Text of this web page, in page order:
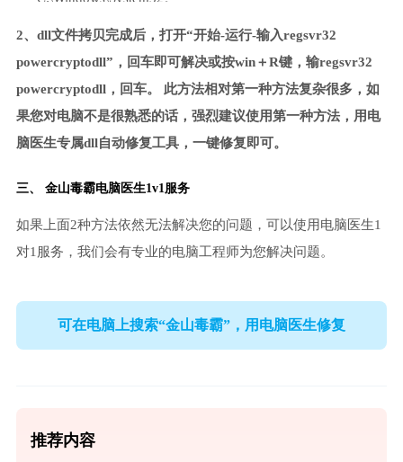
2、dll文件拷贝完成后，打开“开始-运行-输入regsvr32
powercryptodll”，回车即可解决或按win＋R键，输regsvr32
powercryptodll，回车。 此方法相对第一种方法复杂很多，如
果您对电脑不是很熟悉的话，强烈建议使用第一种方法，用电
脑医生专属dll自动修复工具，一键修复即可。
三、 金山毒霸电脑医生1v1服务
如果上面2种方法依然无法解决您的问题，可以使用电脑医生1
对1服务，我们会有专业的电脑工程师为您解决问题。
可在电脑上搜索“金山毒霸”，用电脑医生修复
推荐内容